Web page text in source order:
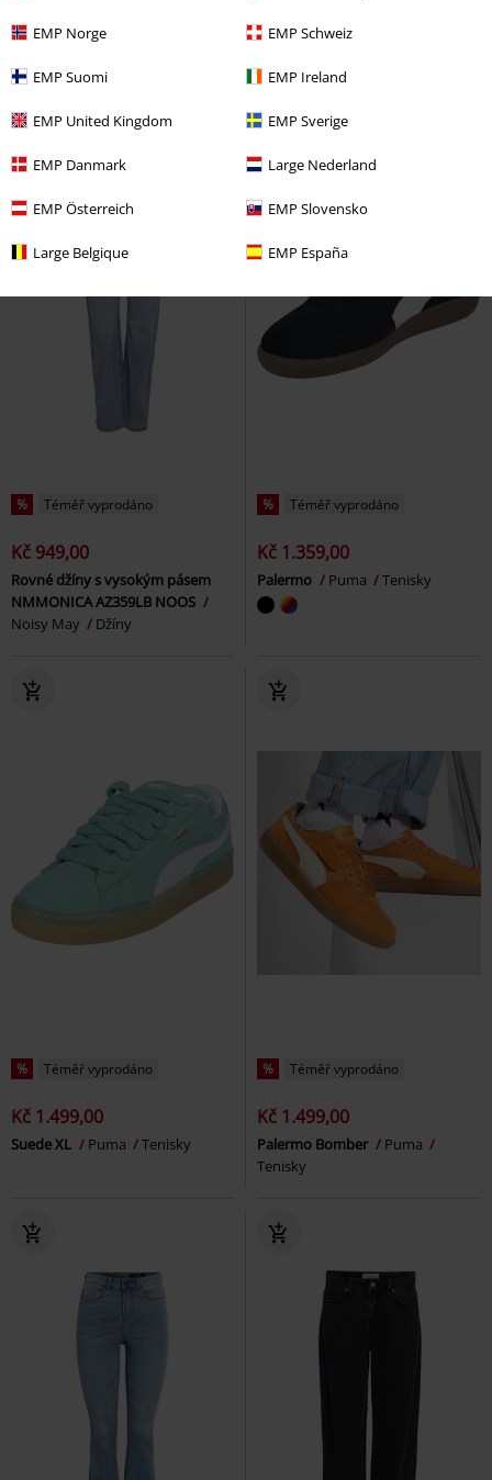
EMP Norge EMP Schweiz
EMP Suomi EMP Ireland
EMP United Kingdom EMP Sverige
EMP Danmark Large Nederland
EMP Österreich EMP Slovensko
Large Belgique EMP España
NOOS
Jack & Jones
Vans
Tenisky
% Téměř vyprodáno
Kč 949,00
Rovné džíny s vysokým pásem
NMMONICA AZ359LB NOOS
Noisy May
Džíny
% Téměř vyprodáno
Kč 1.359,00
Palermo Puma Tenisky
% Téměř vyprodáno
Kč 1.499,00
Suede XL Puma Tenisky
% Téměř vyprodáno
Kč 1.499,00
Palermo Bomber
Puma
Tenisky